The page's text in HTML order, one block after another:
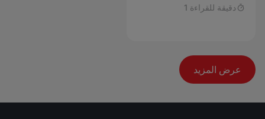
دقيقة للقراءة 1
عرض المزيد